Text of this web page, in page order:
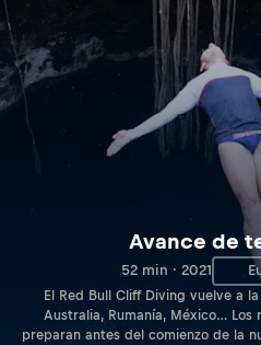
Avance de
52 min · 2021
El Red Bull Cliff Diving vuelve a
Australia, Rumanía, México… Los
preparan antes del comienzo de la